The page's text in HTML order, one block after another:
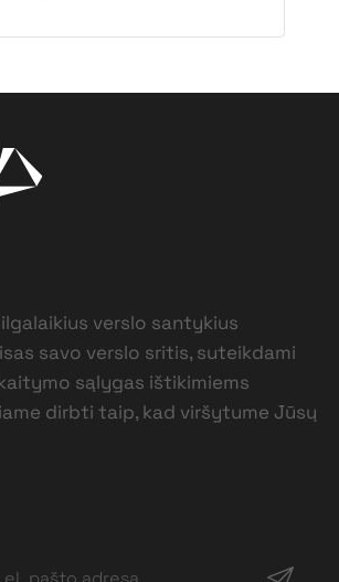
verslo santykius
savo verslo sritis, suteikdami
sąlygas ištikimiems
dirbti taip, kad viršytume Jūsų